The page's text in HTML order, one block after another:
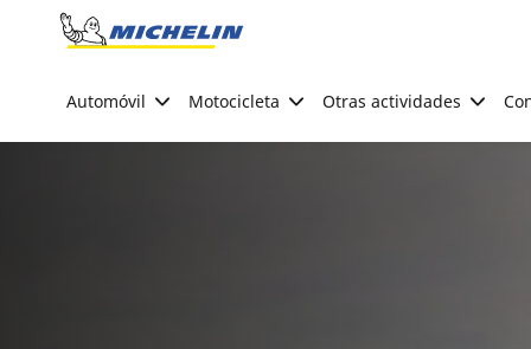
Go to page content
Automóvil Motocicleta Otras actividades